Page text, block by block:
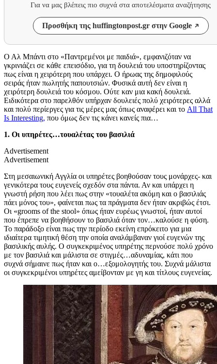
Για να μας βλέπεις πιο συχνά στα αποτελέσματα αναζήτησης
Προσθήκη της huffingtonpost.gr στην Google
Ο Αλ Μπάντι στο «Παντρεμένοι με παιδιά», εμφανιζόταν να
γκρινιάζει σε κάθε επεισόδιο, για τη δουλειά του υποστηρίζοντας
πως είναι η χειρότερη που υπάρχει. Ο ήρωας της δημοφιλούς
σειράς ήταν πωλητής παπουτσιών. Φυσικά αυτή δεν είναι η
χειρότερη δουλειά του κόσμου. Ούτε καν μια κακή δουλειά.
Ειδικότερα στο παρελθόν υπήρχαν δουλειές πολύ χειρότερες αλλά
και πολύ περίεργες για τις μέρες μας όπως αναφέρει και το All That
Is Interesting, που όμως δεν τις κάνει κανείς πια…
1. Οι υπηρέτες…τουαλέτας του βασιλιά
Advertisement
Advertisement
Στη μεσαιωνική Αγγλία οι υπηρέτες βοηθούσαν τους μονάρχες- και
γενικότερα τους ευγενείς σχεδόν στα πάντα. Αν και υπάρχει η
γνωστή ρήση που λέει πως στην «τουαλέτα ακόμη και ο βασιλιάς
πάει μόνος του», φαίνεται πως τα πράγματα δεν ήταν ακριβώς έτσι.
Οι «grooms of the stool» όπως ήταν ευρέως γνωστοί, ήταν αυτοί
που έπρεπε να βοηθήσουν το βασιλιά όταν τον…καλούσε η φύση.
Το παράδοξο είναι πως την περίοδο εκείνη επρόκειτο για μια
ιδιαίτερα τιμητική θέση την οποία αναλάμβαναν γιοί ευγενών της
βασιλικής αυλής. Ο συγκεκριμένος υπηρέτης περνούσε πολύ χρόνο
με τον βασιλιά και μάλιστα σε στιγμές…αδυναμίας, κάτι που
συχνά σήμαινε πως ήταν και ο…εξομολογητής του. Συχνά μάλιστα
οι συγκεκριμένοι υπηρέτες αμείβονταν με γη και τίτλους ευγενείας.